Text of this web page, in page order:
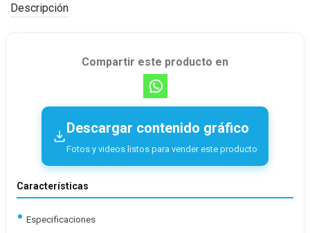
Descripción
Compartir este producto en
Descargar contenido gráfico
Fotos y videos listos para vender este producto
Características
Especificaciones